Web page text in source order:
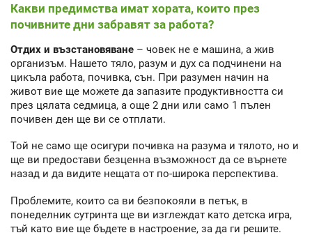
Какви предимства имат хората, които през
почивните дни забравят за работа?
Отдих и възстановяване – човек не е машина, а жив
организъм. Нашето тяло, разум и дух са подчинени на
цикъла работа, почивка, сън. При разумен начин на
живот вие ще можете да запазите продуктивността си
през цялата седмица, а още 2 дни или само 1 пълен
почивен ден ще ви се отплати.
Той не само ще осигури почивка на разума и тялото, но и
ще ви предостави безценна възможност да се върнете
назад и да видите нещата от по-широка перспектива.
Проблемите, които са ви безпокояли в петък, в
понеделник сутринта ще ви изглеждат като детска игра,
тъй като вие ще бъдете в настроение, за да ги решите.